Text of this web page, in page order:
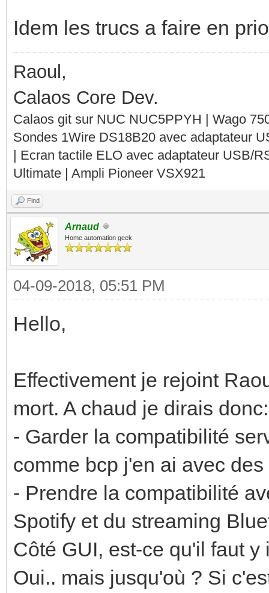
Idem les trucs a faire en
Raoul,
Calaos Core Dev.
Calaos git sur NUC NUC5PPYH | Wago
Sondes 1Wire DS18B20 avec adaptateur
| Ecran tactile ELO avec adaptateur USB/
Ultimate | Ampli Pioneer VSX921
Find
Arnaud
Home automation geek
04-09-2018, 05:51 PM
Hello,
Effectivement je rejoint
mort. A chaud je dirais donc:
- Garder la compatibilité
comme bcp j'en ai avec
- Prendre la compatibilité
Spotify et du streaming
Côté GUI, est-ce qu'il faut
Oui.. mais jusqu'où ? Si